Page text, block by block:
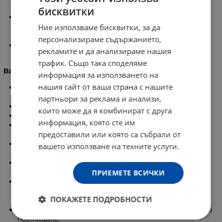
бяла, което е знак, че устройството работи.
Таблетката се заменя, след като изключите
устройството, поставите нова и избутате
За помещения с големина 20 м3 използвайте 1
устройство с 1 таблетка.
Важно!
— Носете опаковката или етикета на
продукта, при необходимост от лекарска помощ.
— Да се съхранява извън обсега на деца.
— Не вдишвайте изпаренията.
— След употреба, ръцете се мият
старателно.
— При употреба на продукта, не се пие, яде
— Използва се на открито и проветриво
— Обадете се веднага в ЦЕНТЪР ПО
неразположение.
Изключително вреден при вдишване и
поглъщане.
бисквитки
Ние използваме бисквитки, за да
персонализираме съдържанието,
рекламите и да анализираме нашия
трафик. Също така споделяме
информация за използването на
нашия сайт от ваша страна с нашите
партньори за реклама и анализи,
които може да я комбинират с друга
информация, която сте им
предоставили или която са събрали от
вашето използване на техните услуги.
ПРИЕМЕТЕ ВСИЧКИ
ПОКАЖЕТЕ ПОДРОБНОСТИ